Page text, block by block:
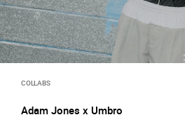
COLLABS
Adam Jones x Umbro